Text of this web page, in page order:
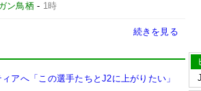
ン鳥栖- 1時
続きを見る
アへ「この選手たちとJ2に上がりたい」